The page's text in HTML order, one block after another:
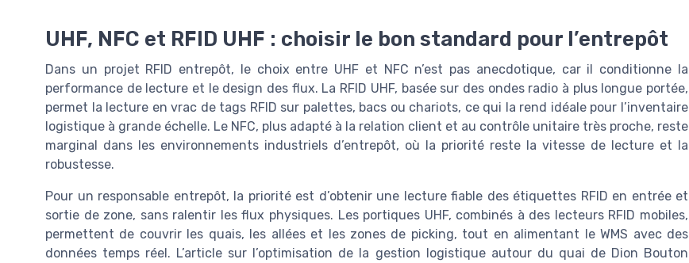
UHF, NFC et RFID UHF : choisir le bon standard pour l’entrepôt
Dans un projet RFID entrepôt, le choix entre UHF et NFC n’est pas anecdotique, car il conditionne la
performance de lecture et le design des flux. La RFID UHF, basée sur des ondes radio à plus longue portée,
permet la lecture en vrac de tags RFID sur palettes, bacs ou chariots, ce qui la rend idéale pour l’inventaire
logistique à grande échelle. Le NFC, plus adapté à la relation client et au contrôle unitaire très proche, reste
marginal dans les environnements industriels d’entrepôt, où la priorité reste la vitesse de lecture et la
robustesse.
Pour un responsable entrepôt, la priorité est d’obtenir une lecture fiable des étiquettes RFID en entrée et
sortie de zone, sans ralentir les flux physiques. Les portiques UHF, combinés à des lecteurs RFID mobiles,
permettent de couvrir les quais, les allées et les zones de picking, tout en alimentant le WMS avec des
données temps réel. L’article sur l’optimisation de la gestion logistique autour du quai de Dion Bouton